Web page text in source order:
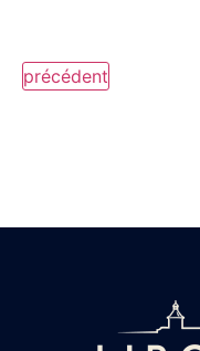
Évènements
précédent